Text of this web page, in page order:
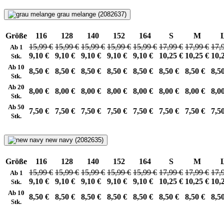
grau melange (2082637)
Größe 116 128 140 152 164 S M
Ab 1
Stk.
15,99 €
9,10 €
15,99 €
9,10 €
15,99 €
9,10 €
15,99 €
9,10 €
15,99 €
9,10 €
17,99 €
10,25 €
17,99 €
10,25 €
Ab 10
Stk.
8,50 € 8,50 € 8,50 € 8,50 € 8,50 € 8,50 € 8,50 €
Ab 20
Stk.
8,00 € 8,00 € 8,00 € 8,00 € 8,00 € 8,00 € 8,00 €
Ab 50
Stk.
7,50 € 7,50 € 7,50 € 7,50 € 7,50 € 7,50 € 7,50 €
new navy (2082635)
Größe 116 128 140 152 164 S M
Ab 1
Stk.
15,99 €
9,10 €
15,99 €
9,10 €
15,99 €
9,10 €
15,99 €
9,10 €
15,99 €
9,10 €
17,99 €
10,25 €
17,99 €
10,25 €
Ab 10
Stk.
8,50 € 8,50 € 8,50 € 8,50 € 8,50 € 8,50 € 8,50 €